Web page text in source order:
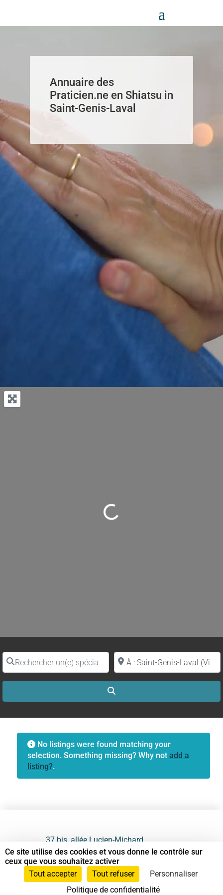
Annuaire des
Praticien.ne en Shiatsu in
Saint-Genis-Laval
Loading...
Rechercher un(e) spécialiste par nomProche de (ville ou région)
No listings were found matching your
selection. Something missing? Why not add a
listing?.
37 bis, allée Lucien-Michard
93190 Livry-Gargan
06 61 87 28 09
Ce site utilise des cookies et vous donne le contrôle sur
ceux que vous souhaitez activer
Tout accepter
Tout refuser
Personnaliser
Politique de confidentialité